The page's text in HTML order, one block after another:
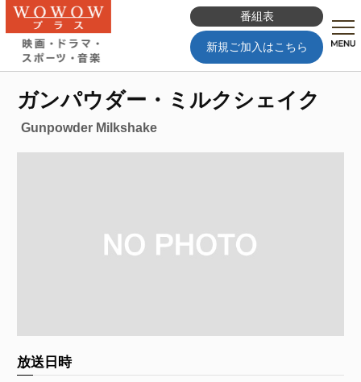
番組表
新規ご加入はこちら
ガンパウダー・ミルクシェイク
Gunpowder Milkshake
放送日時